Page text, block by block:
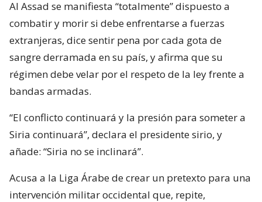
Al Assad se manifiesta “totalmente” dispuesto a
combatir y morir si debe enfrentarse a fuerzas
extranjeras, dice sentir pena por cada gota de
sangre derramada en su país, y afirma que su
régimen debe velar por el respeto de la ley frente a
bandas armadas.
“El conflicto continuará y la presión para someter a
Siria continuará”, declara el presidente sirio, y
añade: “Siria no se inclinará”.
Acusa a la Liga Árabe de crear un pretexto para una
intervención militar occidental que, repite,